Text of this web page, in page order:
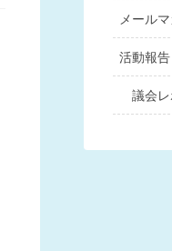
メール
活動報告
議会レ